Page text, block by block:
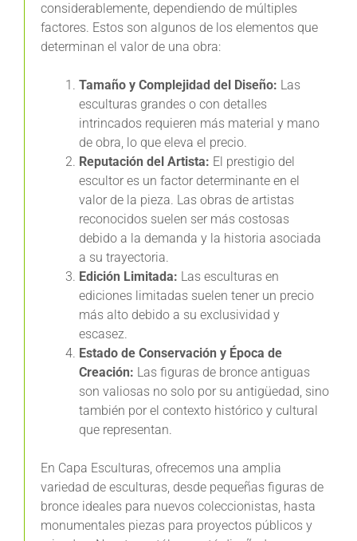
considerablemente, dependiendo de múltiples
factores. Estos son algunos de los elementos que
determinan el valor de una obra:
Tamaño y Complejidad del Diseño: Las
esculturas grandes o con detalles
intrincados requieren más material y mano
de obra, lo que eleva el precio.
Reputación del Artista: El prestigio del
escultor es un factor determinante en el
valor de la pieza. Las obras de artistas
reconocidos suelen ser más costosas
debido a la demanda y la historia asociada
a su trayectoria.
Edición Limitada: Las esculturas en
ediciones limitadas suelen tener un precio
más alto debido a su exclusividad y
escasez.
Estado de Conservación y Época de
Creación: Las figuras de bronce antiguas
son valiosas no solo por su antigüedad, sino
también por el contexto histórico y cultural
que representan.
En Capa Esculturas, ofrecemos una amplia
variedad de esculturas, desde pequeñas figuras de
bronce ideales para nuevos coleccionistas, hasta
monumentales piezas para proyectos públicos y